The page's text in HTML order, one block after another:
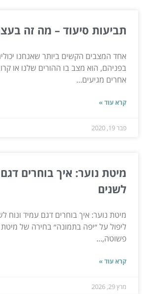
תביעות סיעוד – מה זה
אחד המצבים הקשים ביותר שאנחנו
בפניהם, הוא מצב בו ההורים שלנו או
אחרים מגיעים...
קרא עוד »
פבר 19, 2020
מיטת נוער: איך בוחרים
לשנים
מיטת נוער: איך בוחרים דגם עמיד ונוח
ליפול על ״יפה בתמונה״ בחירה של
פשוטה,...
קרא עוד »
מרץ 29, 2026